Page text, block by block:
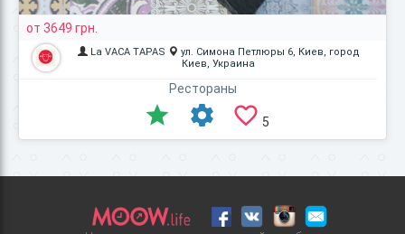
от 3649 грн.
La VACA TAPAS
ул. Симона Петлюры 6, Киев, город
Киев, Украина
Рестораны
5